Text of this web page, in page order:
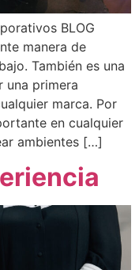
BLOG
manera de
También es una
una primera
marca. Por
en cualquier
ambientes […]